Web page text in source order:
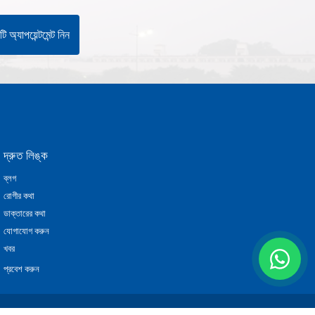
অ্যাপয়েন্টমেন্ট নিন
দ্রুত লিঙ্ক
ব্লগ
রোগীর কথা
ডাক্তারের কথা
যোগাযোগ করুন
খবর
প্রবেশ করুন